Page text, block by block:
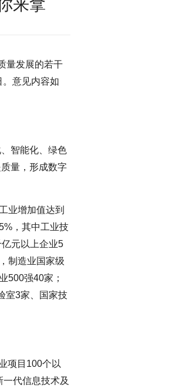
来拿
量发展的若干
意见内容如
智能化、绿色
量，形成数字
业增加值达到
，其中工业技
元以上企业5
制造业国家级
500强40家；
室3家、国家技
项目100个以
代信息技术及